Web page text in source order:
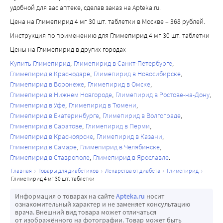
образования атеросклеротических бляшек.
Снижение выраженности окислительного стресса
Снижение выраженности окислительного стресса,
который постоянно присутствует у пациентов с сахарным
диабетом 2 типа. Глимепирид повышает содержание
эндогенного ?-токоферола, активность каталазы,
глютатионпероксидазы и супероксиддисмутазы.
Сердечно-сосудистые эффекты
Через АТФ-чувствительные калиевые каналы (см. выше),
производные сульфонилмочевины также оказывают
воздействие на сердечно-сосудистую систему. По
сравнению с традиционными производными
сульфонилмочевины, глимепирид оказывает
достоверно меньший эффект на сердечно-сосудистую
систему, что может объясняться специфической
природой его взаимодействия со связывающимся с ним
белком АТФ-чувствительных калиевых каналов.
У здоровых добровольцев минимальная эффективная
затяжным течением гипогликемии опасность снижения
концентрации глюкозы в крови до гипогликемического
уровня может сохраняться в течение нескольких дней.
удобной для вас аптеке, сделав заказ на Apteka.ru.
Цена на Глимепирид 4 мг 30 шт. таблетки в Москве – 368 рублей.
Инструкция по применению для Глимепирид 4 мг 30 шт. таблетки
Цены на Глимепирид в других городах
Купить Глимепирид Глимепирид в Санкт-Петербурге
Глимепирид в Краснодаре Глимепирид в Новосибирске
Глимепирид в Воронеже Глимепирид в Омске
Глимепирид в Нижнем Новгороде Глимепирид в Ростове-на-Дону
Глимепирид в Уфе Глимепирид в Тюмени
Глимепирид в Екатеринбурге Глимепирид в Волгограде
Глимепирид в Саратове Глимепирид в Перми
Глимепирид в Красноярске Глимепирид в Казани
Глимепирид в Самаре Глимепирид в Челябинске
Глимепирид в Ставрополе Глимепирид в Ярославле
главная товары для диабетиков лекарства от диабета
глимепирид
глимепирид 4 мг 30 шт. таблетки
Информация о товарах на сайтеApteka.ru носит
ознакомительный характер и не заменяет консультацию
врача. Внешний вид товара может отличаться
от изображённого на фотографии. Товар может быть